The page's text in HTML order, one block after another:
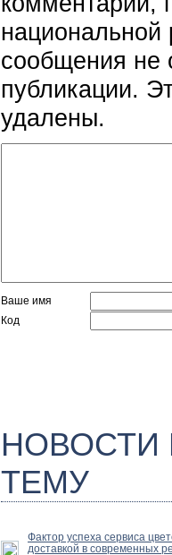
национальной
сообщения не
публикации.
удалены.
Ваше имя
Код
ТЕМУ
Фактор успеха сервиса
доставкой в современных